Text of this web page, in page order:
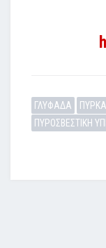
ΓΛΥΦΑΔΑ
ΠΥΡΟΣΒΕΣΤΙΚΗ